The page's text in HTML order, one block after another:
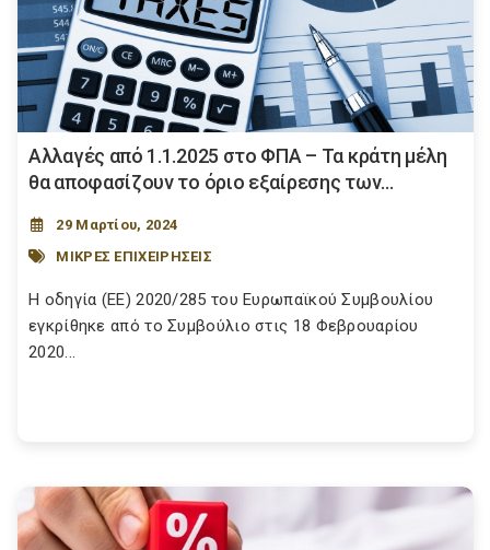
Αλλαγές από 1.1.2025 στο ΦΠΑ – Τα κράτη μέλη
θα αποφασίζουν το όριο εξαίρεσης των...
29 Μαρτίου, 2024
ΜΙΚΡΕΣ ΕΠΙΧΕΙΡΗΣΕΙΣ
Η οδηγία (ΕΕ) 2020/285 του Ευρωπαϊκού Συμβουλίου
εγκρίθηκε από το Συμβούλιο στις 18 Φεβρουαρίου
2020...